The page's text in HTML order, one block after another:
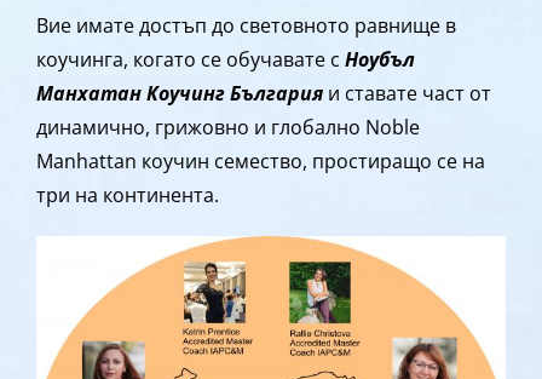
Вие имате достъп до световното равнище в
коучинга, когато се обучавате с Ноубъл
Манхатан Коучинг България и ставате част от
динамично, грижовно и глобално Noble
Manhattan коучин семество, простиращо се на
три на континента.